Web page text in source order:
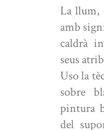
La llum,
amb
caldrà
seus
Uso la
sobre
pintura
del